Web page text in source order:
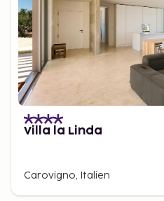
Villa la Linda
Carovigno, Italien